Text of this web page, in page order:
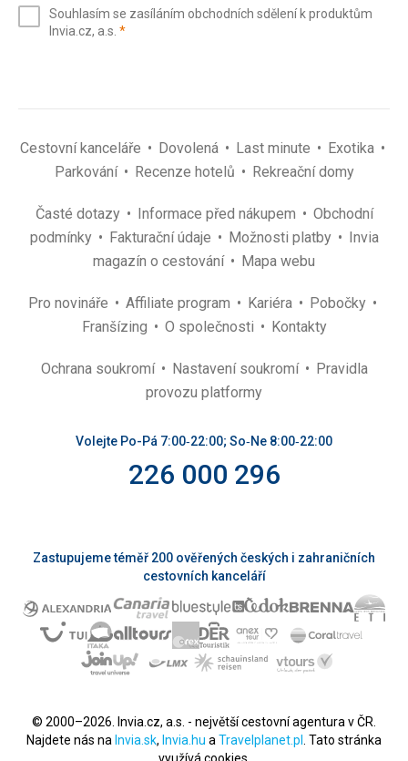
(povinné)
Souhlasím se zasíláním obchodních sdělení k produktům
Invia.cz, a.s. *(povinné)
Cestovní kanceláře Dovolená Last minute
Exotika
Parkování
Recenze hotelů Rekreační domy
Časté dotazy Informace před nákupem
Obchodní
podmínky
Fakturační údaje Možnosti platby
Invia
magazín o cestování
Mapa webu
Pro novináře Affiliate program Kariéra
Pobočky
Franšízing
O společnosti Kontakty
Ochrana soukromí Nastavení soukromí
Pravidla
provozu platformy
Volejte Po-Pá 7:00‑22:00; So‑Ne 8:00‑22:00
226 000 296
Zastupujeme téměř 200 ověřených českých i zahraničních
cestovních kanceláří
© 2000–2026. Invia.cz, a.s. - největší cestovní agentura v ČR.
Najdete nás na Invia.sk, Invia.hu a Travelplanet.pl
. Tato stránka